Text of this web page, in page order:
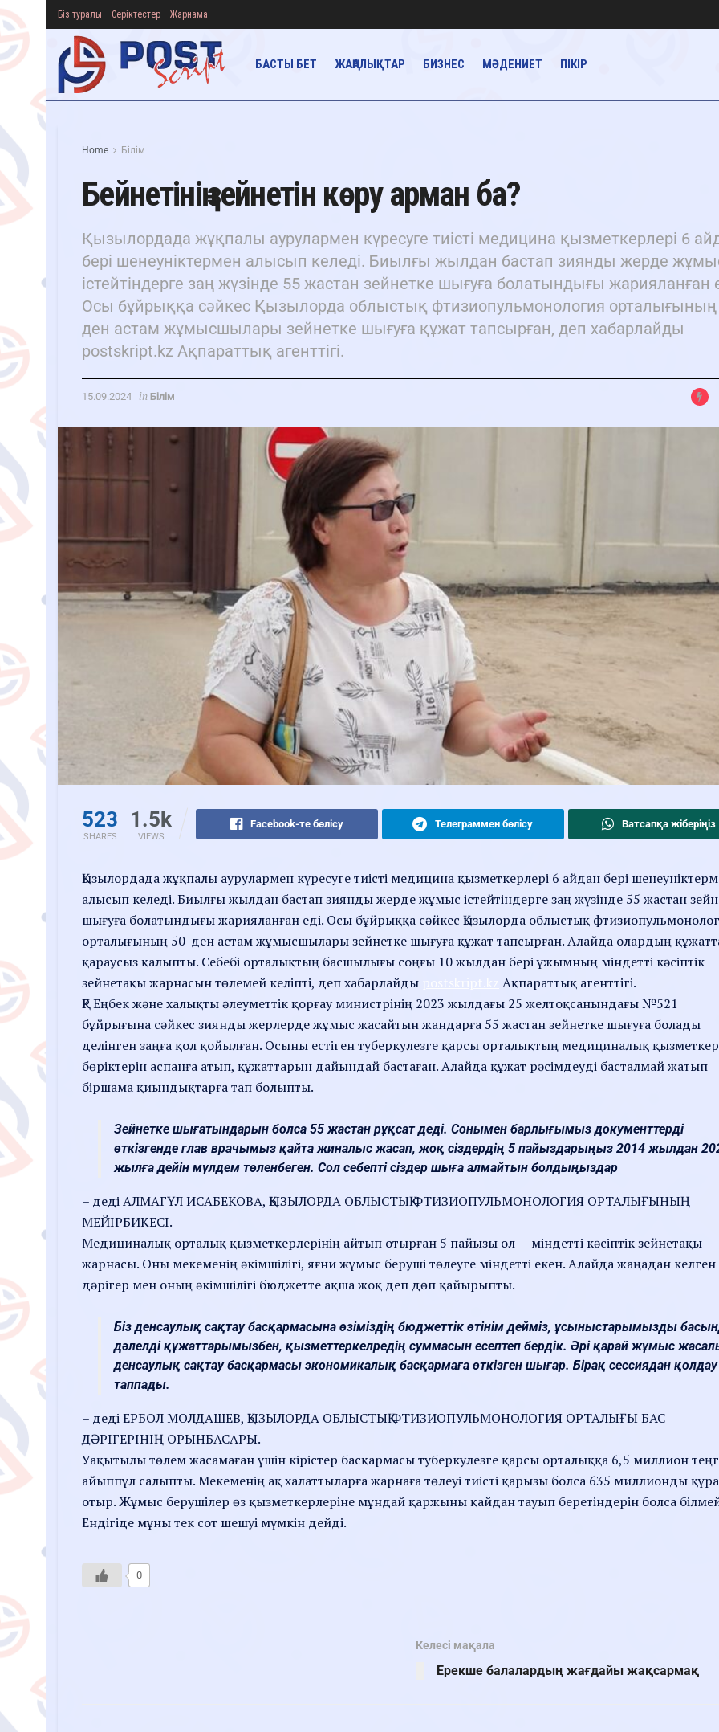
Біз туралы Серіктестер Жарнама
БАСТЫ БЕТ ЖАҢАЛЫҚТАР БИЗНЕС МӘДЕНИЕТ ПІКІР
Home Білім
Бейнетінің зейнетін көру арман ба?
Қызылордада жұқпалы аурулармен күресуге тиісті медицина қызметкерлері 6
бері шенеуніктермен алысып келеді. Биылғы жылдан бастап зиянды жерде
істейтіндерге заң жүзінде 55 жастан зейнетке шығуға болатындығы жарияланған
Осы бұйрыққа сәйкес Қызылорда облыстық фтизиопульмонология орталығының
ден астам жұмысшылары зейнетке шығуға құжат тапсырған, деп хабарлайды
postskript.kz Ақпараттық агенттігі.
15.09.2024 in Білім
523
SHARES
1.5k
VIEWS
Facebook-те бөлісу Телеграммен бөлісу Ватсапқа жіберіңіз
Қызылордада жұқпалы аурулармен күресуге тиісті медицина қызметкерлері 6 айдан бері
алысып келеді. Биылғы жылдан бастап зиянды жерде жұмыс істейтіндерге заң жүзінде 55 жастан
шығуға болатындығы жарияланған еді. Осы бұйрыққа сәйкес Қызылорда облыстық
орталығының 50-ден астам жұмысшылары зейнетке шығуға құжат тапсырған. Алайда олардың
қараусыз қалыпты. Себебі орталықтың басшылығы соңғы 10 жылдан бері ұжымның міндетті кәсіптік
зейнетақы жарнасын төлемей келіпті, деп хабарлайды postskript.kz Ақпараттық агенттігі.
ҚР Еңбек және халықты әлеуметтік қорғау министрінің 2023 жылдағы 25 желтоқсанындағы №521
бұйрығына сәйкес зиянды жерлерде жұмыс жасайтын жандарға 55 жастан зейнетке шығуға болады
делінген заңға қол қойылған. Осыны естіген туберкулезге қарсы орталықтың медициналық
бөріктерін аспанға атып, құжаттарын дайындай бастаған. Алайда құжат рәсімдеуді басталмай жатып
біршама қиындықтарға тап болыпты.
Зейнетке шығатындарын болса 55 жастан рұқсат деді. Сонымен барлығымыз документтерді
өткізгенде глав врачымыз қайта жиналыс жасап, жоқ сіздердің 5 пайыздарыңыз 2014 жылдан
жылға дейін мүлдем төленбеген. Сол себепті сіздер шыға алмайтын болдыңыздар
– деді АЛМАГҮЛ ИСАБЕКОВА, ҚЫЗЫЛОРДА ОБЛЫСТЫҚ ФТИЗИОПУЛЬМОНОЛОГИЯ ОРТАЛЫҒЫНЫҢ
МЕЙІРБИКЕСІ.
Медициналық орталық қызметкерлерінің айтып отырған 5 пайызы ол — міндетті кәсіптік зейнетақы
жарнасы. Оны мекеменің әкімшілігі, яғни жұмыс беруші төлеуге міндетті екен. Алайда жаңадан келген
дәрігер мен оның әкімшілігі бюджетте ақша жоқ деп дөп қайырыпты.
Біз денсаулық сақтау басқармасына өзіміздің бюджеттік өтінім дейміз, ұсыныстарымызды
дәлелді құжаттарымызбен, қызметтеркелредің суммасын есептеп бердік. Әрі қарай жұмыс
денсаулық сақтау басқармасы экономикалық басқармаға өткізген шығар. Бірақ сессиядан қолдау
таппады.
– деді ЕРБОЛ МОЛДАШЕВ, ҚЫЗЫЛОРДА ОБЛЫСТЫҚ ФТИЗИОПУЛЬМОНОЛОГИЯ ОРТАЛЫҒЫ БАС
ДӘРІГЕРІНІҢ ОРЫНБАСАРЫ.
Уақытылы төлем жасамаған үшін кірістер басқармасы туберкулезге қарсы орталыққа 6,5 миллион
айыппұл салыпты. Мекеменің ақ халаттыларға жарнаға төлеуі тиісті қарызы болса 635 миллионды
отыр. Жұмыс берушілер өз қызметкерлеріне мұндай қаржыны қайдан тауып беретіндерін болса
Ендігіде мұны тек сот шешуі мүмкін дейді.
0
Келесі мақала
Ерекше балалардың жағдайы жақсармақ